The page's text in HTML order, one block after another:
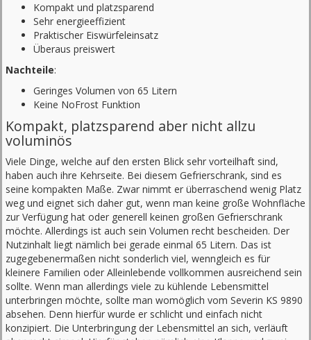
Kompakt und platzsparend
Sehr energieeffizient
Praktischer Eiswürfeleinsatz
Überaus preiswert
Nachteile:
Geringes Volumen von 65 Litern
Keine NoFrost Funktion
Kompakt, platzsparend aber nicht allzu
voluminös
Viele Dinge, welche auf den ersten Blick sehr vorteilhaft sind,
haben auch ihre Kehrseite. Bei diesem Gefrierschrank, sind es
seine kompakten Maße. Zwar nimmt er überraschend wenig Platz
weg und eignet sich daher gut, wenn man keine große Wohnfläche
zur Verfügung hat oder generell keinen großen Gefrierschrank
möchte. Allerdings ist auch sein Volumen recht bescheiden. Der
Nutzinhalt liegt nämlich bei gerade einmal 65 Litern. Das ist
zugegebenermaßen nicht sonderlich viel, wenngleich es für
kleinere Familien oder Alleinlebende vollkommen ausreichend sein
sollte. Wenn man allerdings viele zu kühlende Lebensmittel
unterbringen möchte, sollte man womöglich vom Severin KS 9890
absehen. Denn hierfür wurde er schlicht und einfach nicht
konzipiert. Die Unterbringung der Lebensmittel an sich, verläuft